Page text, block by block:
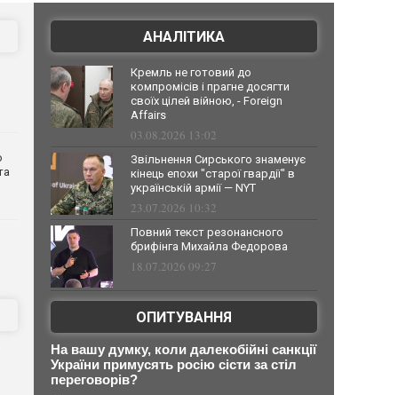
АНАЛІТИКА
Кремль не готовий до
компромісів і прагне досягти
своїх цілей війною, - Foreign
Affairs
03.08.2026 13:02
Звільнення Сирського знаменує
кінець епохи "старої гвардії" в
українській армії — NYT
23.07.2026 10:32
Повний текст резонансного
брифінга Михайла Федорова
18.07.2026 09:27
ОПИТУВАННЯ
На вашу думку, коли далекобійні санкції
України примусять росію сісти за стіл
переговорів?